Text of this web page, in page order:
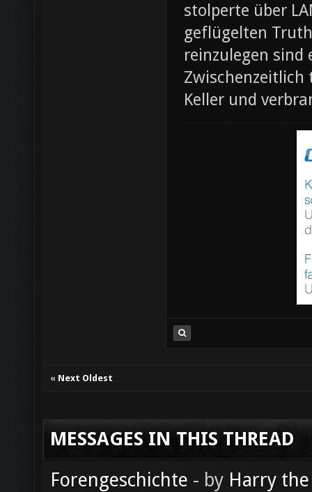
stolperte über
geflügelten
reinzulegen sind
Zwischenzeitlich
Keller und
« Next Oldest
MESSAGES IN THIS THREAD
Forengeschichte - by Harry